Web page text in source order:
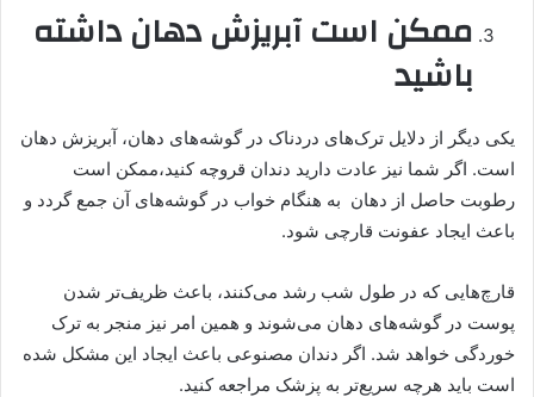
ممکن است آبریزش دهان داشته
باشید
یکی دیگر از دلایل ترک‌های دردناک در گوشه‌های دهان، آبریزش دهان
است. اگر شما نیز عادت دارید دندان قروچه کنید،ممکن است
رطوبت حاصل از دهان به هنگام خواب در گوشه‌های آن جمع گردد و
باعث ایجاد عفونت قارچی شود.
قارچ‌هایی که در طول شب رشد می‌کنند، باعث ظریف‌تر شدن
پوست در گوشه‌های دهان می‌شوند و همین امر نیز منجر به ترک
خوردگی خواهد شد. اگر دندان مصنوعی باعث ایجاد این مشکل شده
است باید هرچه سریع‌تر به پزشک مراجعه کنید.